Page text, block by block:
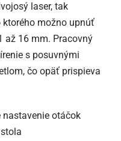
laser, tak
možno upnúť
až 16 mm. Pracovný
s posuvnými
čo opäť prispieva
otáčok